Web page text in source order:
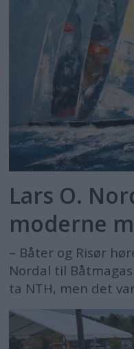
Lars O.
moderne
– Båter og Risør
Nordal til
ta NTH, men det